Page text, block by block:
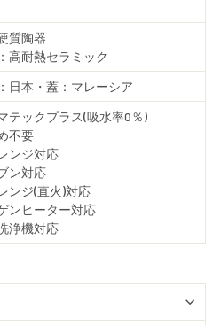
質陶器
高耐熱セラミック
日本・蓋：マレーシア
テックプラス(吸水率0％)
不要
ンジ対応
ン対応
ンジ(直火)対応
ンヒーター対応
浄機対応